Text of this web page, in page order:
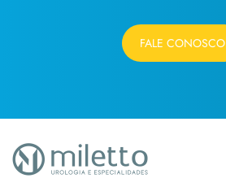
FALE CONOSCO